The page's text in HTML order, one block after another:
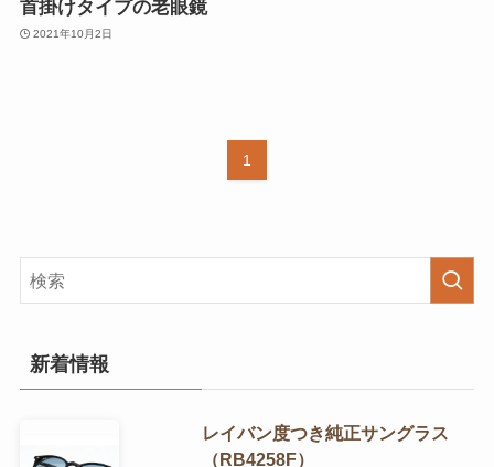
首掛けタイプの老眼鏡
2021年10月2日
1
新着情報
レイバン度つき純正サングラス
（RB4258F）